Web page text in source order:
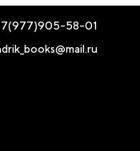
58-01